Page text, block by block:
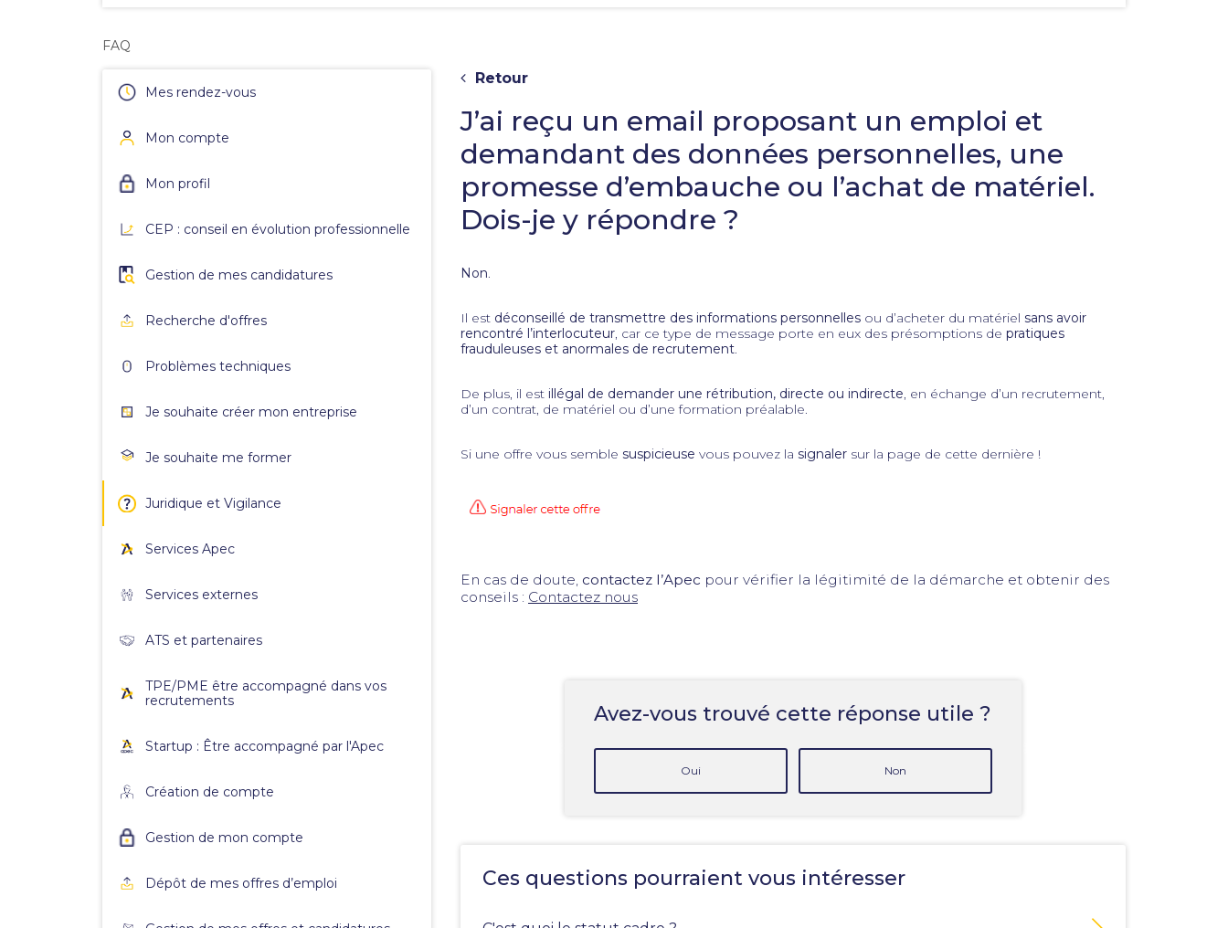
FAQ
Mes rendez-vous
Mon compte
Mon profil
CEP : conseil en évolution professionnelle
Gestion de mes candidatures
Recherche d'offres
Problèmes techniques
Je souhaite créer mon entreprise
Je souhaite me former
Juridique et Vigilance
Services Apec
Services externes
ATS et partenaires
TPE/PME être accompagné dans vos
recrutements
Startup : Être accompagné par l'Apec
Création de compte
Gestion de mon compte
Dépôt de mes offres d’emploi
Retour
J’ai reçu un email proposant un emploi et
demandant des données personnelles, une
promesse d’embauche ou l’achat de matériel.
Dois-je y répondre ?
Non.
Il est déconseillé de transmettre des informations personnelles ou d’acheter du matériel sans avoir
rencontré l’interlocuteur, car ce type de message porte en eux des présomptions de pratiques
frauduleuses et anormales de recrutement.
De plus, il est illégal de demander une rétribution, directe ou indirecte, en échange d’un recrutement,
d’un contrat, de matériel ou d’une formation préalable.
Si une offre vous semble suspicieuse vous pouvez la signaler sur la page de cette dernière !
En cas de doute, contactez l’Apec pour vérifier la légitimité de la démarche et obtenir des
conseils : Contactez nous
Avez-vous trouvé cette réponse utile ?
Oui Non
Ces questions pourraient vous intéresser